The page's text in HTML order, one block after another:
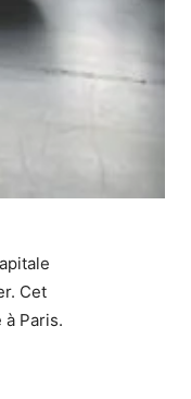
Cet
Paris.